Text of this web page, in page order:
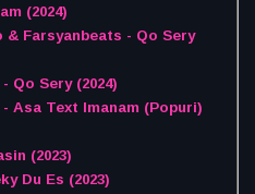
(2024)
Farsyanbeats - Qo Sery
Qo Sery (2024)
Asa Text Imanam (Popuri)
(2023)
Du Es (2023)